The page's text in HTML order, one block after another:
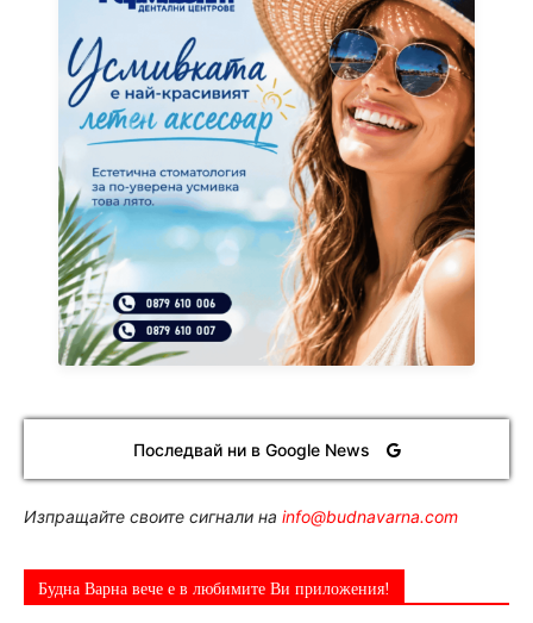
Последвай ни в Google News
Изпращайте своите сигнали на info@budnavarna.com
Будна Варна вече е в любимите Ви приложения!